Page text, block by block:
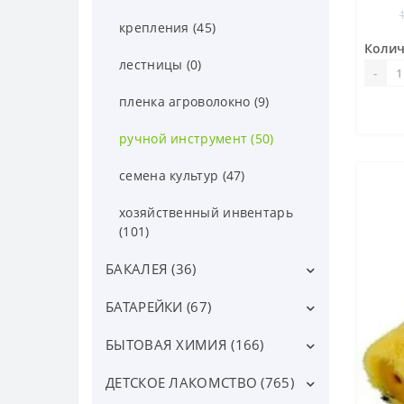
БАКАЛЕЯ (36)
Вермишель, лапша (22)
Другая бакалея (6)
Консервы (0)
БАТАРЕЙКИ (67)
аккумуляторы (2)
батарейки таблетки (13)
БЫТОВАЯ ХИМИЯ (166)
губки для посуды (6)
ДЕТСКОЕ ЛАКОМСТВО (765)
крепления (45)
лестницы (0)
пленка агроволокно (9)
ручной инструмент (50)
семена культур (47)
хозяйственный инвентарь
(101)
-